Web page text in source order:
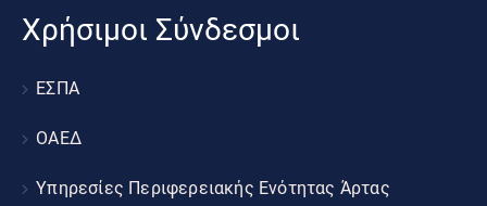
Χρήσιμοι Σύνδεσμοι
ΕΣΠΑ
ΟΑΕΔ
Υπηρεσίες Περιφερειακής Ενότητας Άρτας